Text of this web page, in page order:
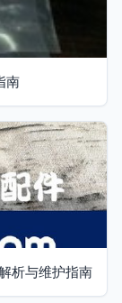
南
析与维护指南